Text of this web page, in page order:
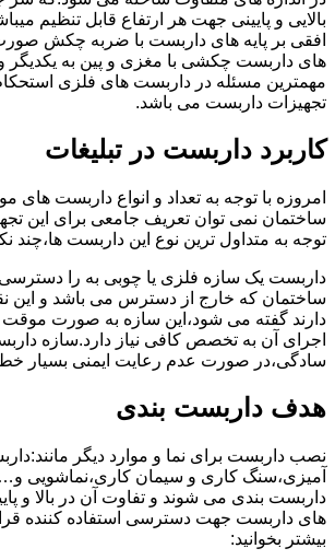
بالایی و پایینی جهت هر ارتفاع قابل تنظیم
افقی بر پایه های داربست با ضربه چکش
های داربست چکشی با مغزی و پین به
مهمترین مسئله در داربست های فلزی
تجهیزات داربست می باشد.
کاربرد داربست در تبلیغات
امروزه با توجه به تعداد و انواع داربست های
ساختمان نمی توان تعریف جامعی برای این
توجه به متداول ترین نوع این داربست ها،چند
داربست یک سازه فلزی یا چوبی به را دسترسی
ساختمان که خارج از دسترس می باشد و این
دارند گفته می شود،این سازه به صورت
اجرای آن به تخصص کافی نیاز دارد.سازه
سادگی،در صورت عدم رعایت ایمنی بسیار
هدف داربست بندی
نصب داربست برای نما و موارد دیگر
آمیزی،سنگ کاری و سیمان کاری،نماشویی
داربست بندی می شوند و تفاوت آن در بالا و
های داربست جهت دسترسی استفاده کننده
بیشتر بخوانید: